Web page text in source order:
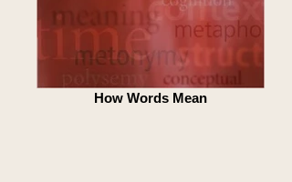
How Words Mean